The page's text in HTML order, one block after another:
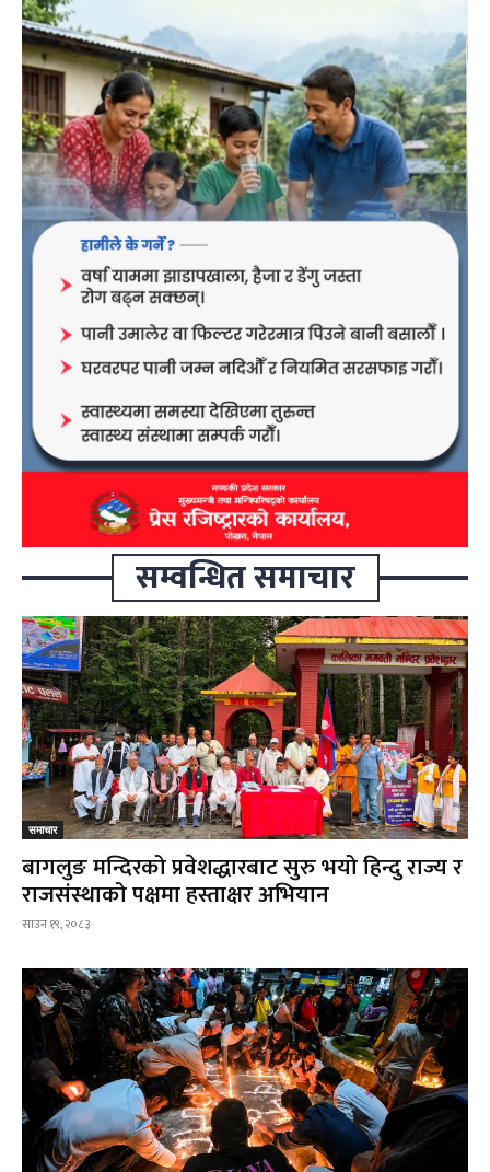
सम्वन्धित समाचार
समाचार
बागलुङ मन्दिरको प्रवेशद्धारबाट सुरु भयो हिन्दु राज्य र
राजसंस्थाको पक्षमा हस्ताक्षर अभियान
साउन १९, २०८३